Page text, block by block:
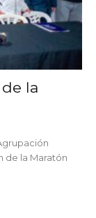
la
de la Maratón